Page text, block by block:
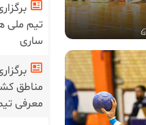
ساری
مناطق
معرفی